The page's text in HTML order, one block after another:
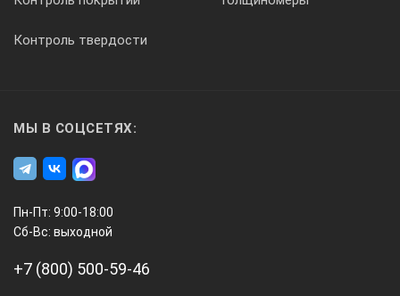
Контроль твердости
МЫ В СОЦСЕТЯХ:
Пн-Пт: 9:00-18:00
Сб-Вс: выходной
+7 (800) 500-59-46